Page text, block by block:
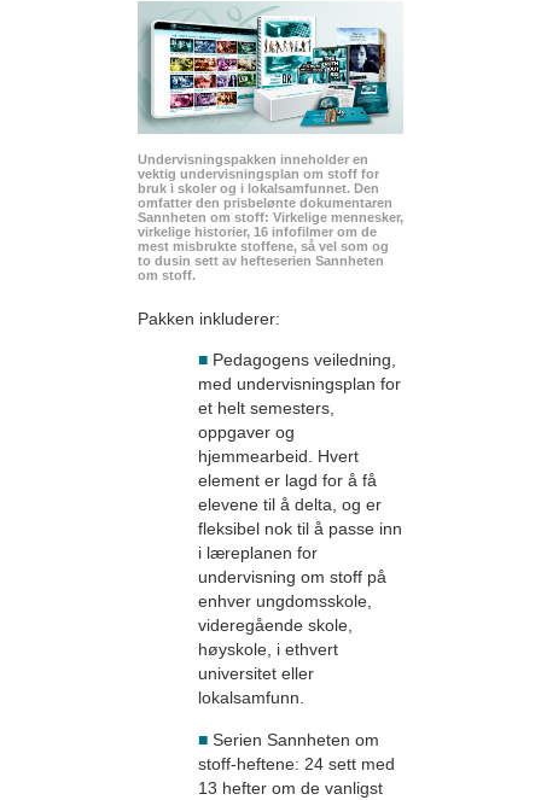
Undervisningspakken inneholder en
vektig undervisningsplan om stoff for
bruk i skoler og i lokalsamfunnet. Den
omfatter den prisbelønte dokumentaren
Sannheten om stoff: Virkelige mennesker,
virkelige historier, 16 infofilmer om de
mest misbrukte stoffene, så vel som og
to dusin sett av hefteserien Sannheten
om stoff.
Pakken inkluderer:
■ Pedagogens veiledning,
med undervisningsplan for
et helt semesters,
oppgaver og
hjemmearbeid. Hvert
element er lagd for å få
elevene til å delta, og er
fleksibel nok til å passe inn
i læreplanen for
undervisning om stoff på
enhver ungdomsskole,
videregående skole,
høyskole, i ethvert
universitet eller
lokalsamfunn.
■ Serien Sannheten om
stoff-heftene: 24 sett med
13 hefter om de vanligst